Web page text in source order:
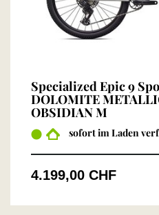
Specialized Epic 9
DOLOMITE
OBSIDIAN M
sofort im Laden
4.199,00 CHF